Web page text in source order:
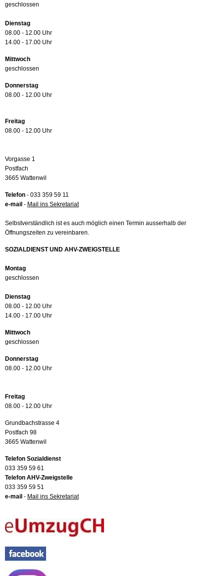
geschlossen
Dienstag
08.00 - 12.00 Uhr
14.00 - 17.00 Uhr
Mittwoch
geschlossen
Donnerstag
08.00 - 12.00 Uhr
Freitag
08.00 - 12.00 Uhr
Vorgasse 1
Postfach
3665 Wattenwil
Telefon - 033 359 59 11
e-mail - Mail ins Sekretariat
Selbstverständlich ist es auch möglich einen Termin ausserhalb der
Öffnungszeiten zu vereinbaren.
SOZIALDIENST UND AHV-ZWEIGSTELLE
Montag
geschlossen
Dienstag
08.00 - 12.00 Uhr
14.00 - 17.00 Uhr
Mittwoch
geschlossen
Donnerstag
08.00 - 12.00 Uhr
Freitag
08.00 - 12.00 Uhr
Grundbachstrasse 4
Postfach 98
3665 Wattenwil
Telefon Sozialdienst
033 359 59 61
Telefon AHV-Zweigstelle
033 359 59 51
e-mail - Mail ins Sekretariat